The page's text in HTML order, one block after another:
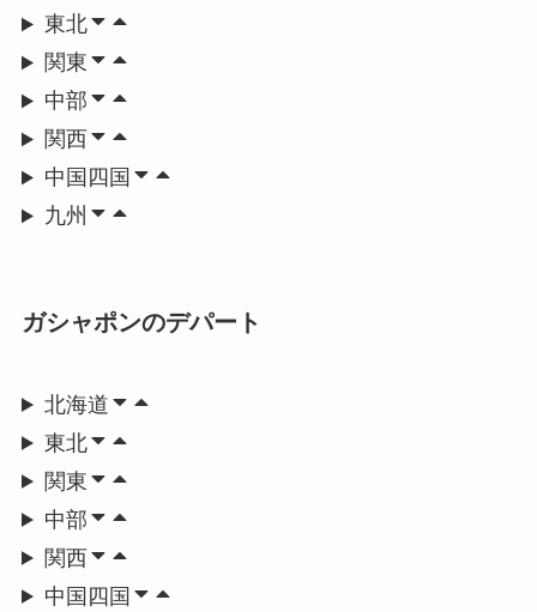
東北
関東
中部
関西
中国四国
九州
ガシャポンのデパート
北海道
東北
関東
中部
関西
中国四国